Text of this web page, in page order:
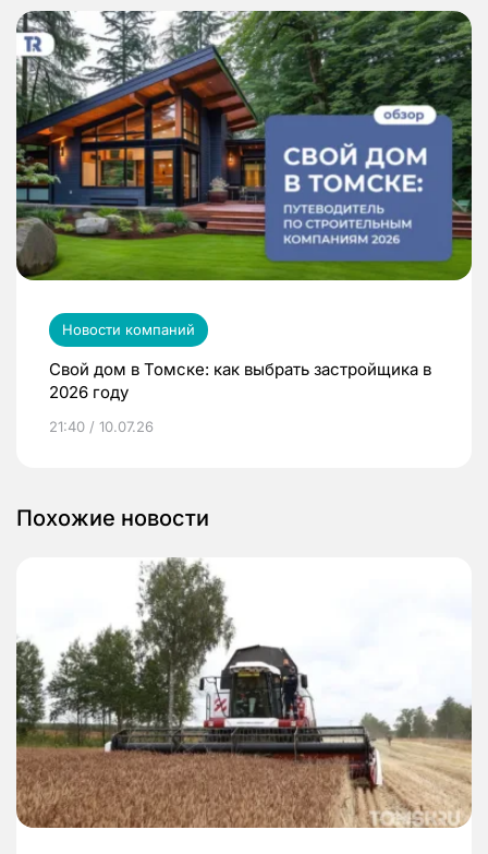
Новости компаний
Свой дом в Томске: как выбрать застройщика в
2026 году
21:40 / 10.07.26
Похожие новости